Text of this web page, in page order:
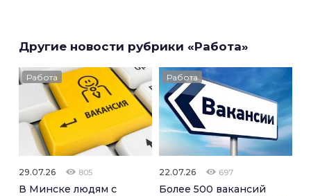
Другие новости рубрики «Работа»
Работа
29.07.26 805
В Минске людям с
Работа
22.07.26 697
Более 500 вакансий